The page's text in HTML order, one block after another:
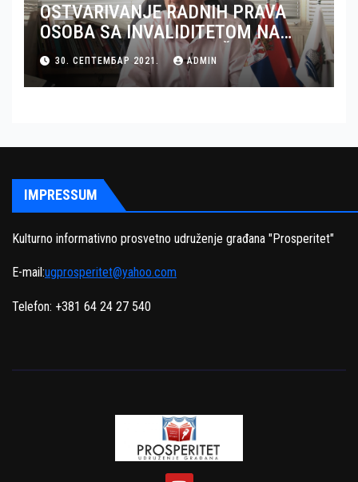
OSTVARIVANJE RADNIH PRAVA
OSOBA SA INVALIDITETOM NA
TERITORIJI OKRUGA JUŽNI BANAT
– GRAD PANČEVO
30. СЕПТЕМБАР 2021. ADMIN
IMPRESSUM
Kulturno informativno prosvetno udruženje građana "Prosperitet"
E-mail:ugprosperitet@yahoo.com
Telefon: +381 64 24 27 540